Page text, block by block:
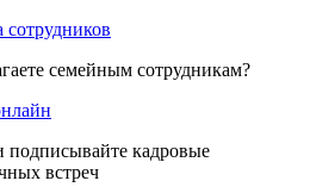
семейным сотрудникам?
подписывайте кадровые
встреч